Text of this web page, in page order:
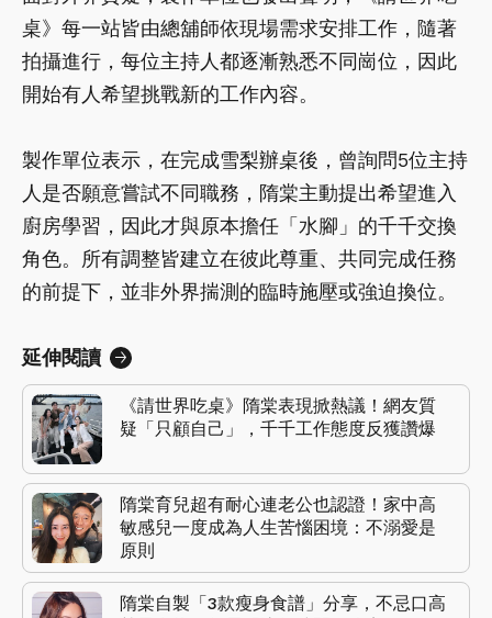
桌》每一站皆由總舖師依現場需求安排工作，隨著
拍攝進行，每位主持人都逐漸熟悉不同崗位，因此
開始有人希望挑戰新的工作內容。
製作單位表示，在完成雪梨辦桌後，曾詢問5位主持
人是否願意嘗試不同職務，隋棠主動提出希望進入
廚房學習，因此才與原本擔任「水腳」的千千交換
角色。所有調整皆建立在彼此尊重、共同完成任務
的前提下，並非外界揣測的臨時施壓或強迫換位。
延伸閱讀
《請世界吃桌》隋棠表現掀熱議！網友質
疑「只顧自己」，千千工作態度反獲讚爆
隋棠育兒超有耐心連老公也認證！家中高
敏感兒一度成為人生苦惱困境：不溺愛是
原則
隋棠自製「3款瘦身食譜」分享，不忌口高